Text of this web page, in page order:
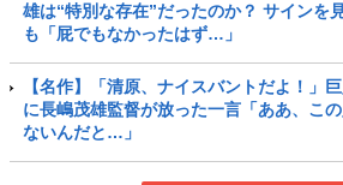
雄は“特別な存在”だったのか？ サインを
も「屁でもなかったはず…」
【名作】「清原、ナイスバントだよ！」
に長嶋茂雄監督が放った一言「ああ、こ
ないんだと…」